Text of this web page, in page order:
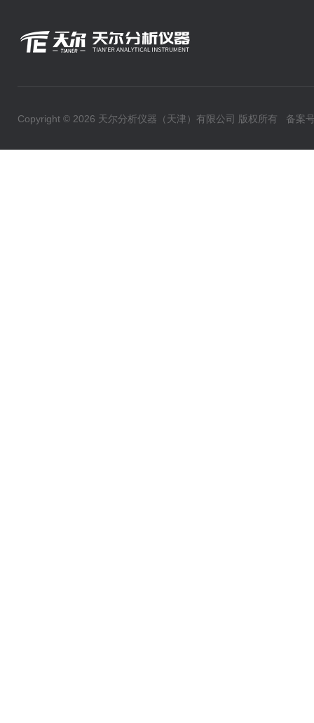
Copyright © 2026 天尔分析仪器（天津）有限公司 版权所有 备案